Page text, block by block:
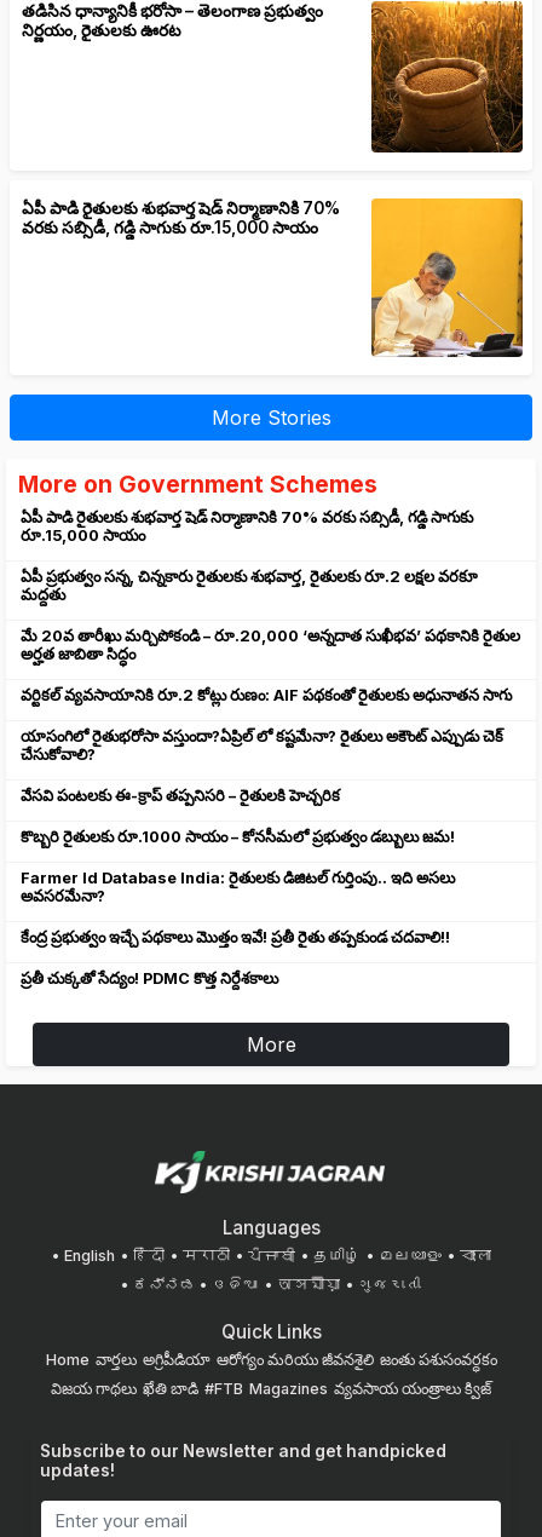
తడిసిన ధాన్యానికీ భరోసా – తెలంగాణ ప్రభుత్వం
నిర్ణయం, రైతులకు ఊరట
ఏపీ పాడి రైతులకు శుభవార్త షెడ్ నిర్మాణానికి 70%
వరకు సబ్సిడీ, గడ్డి సాగుకు రూ.15,000 సాయం
More Stories
More on Government Schemes
ఏపీ పాడి రైతులకు శుభవార్త షెడ్ నిర్మాణానికి 70% వరకు సబ్సిడీ, గడ్డి సాగుకు
రూ.15,000 సాయం
ఏపీ ప్రభుత్వం సన్న, చిన్నకారు రైతులకు శుభవార్త, రైతులకు రూ.2 లక్షల వరకూ
మద్దతు
మే 20వ తారీఖు మర్చిపోకండి – రూ.20,000 ‘అన్నదాత సుఖీభవ’ పథకానికి రైతుల
అర్హత జాబితా సిద్ధం
వ‌ర్టిక‌ల్ వ్యవసాయానికి రూ.2 కోట్లు రుణం: AIF పథకంతో రైతులకు అధునాతన సాగు
యాసంగిలో రైతుభరోసా వస్తుందా?ఏప్రిల్ లో కష్టమేనా? రైతులు అకౌంట్ ఎప్పుడు చెక్
చేసుకోవాలి?
వేసవి పంటలకు ఈ-క్రాప్ తప్పనిసరి – రైతులకి హెచ్చరిక
కొబ్బరి రైతులకు రూ.1000 సాయం – కోనసీమలో ప్రభుత్వం డబ్బులు జమ!
Farmer Id Database India: రైతులకు డిజిటల్ గుర్తింపు.. ఇది అసలు
అవసరమేనా?
కేంద్ర ప్రభుత్వం ఇచ్చే పథకాలు మొత్తం ఇవే! ప్రతీ రైతు తప్పకుండ చదవాలి!!
ప్రతీ చుక్కతో సేద్యం! PDMC కొత్త నిర్దేశకాలు
More
Languages
English हिंदी मराठी ਪੰਜਾਬੀ தமிழ் മലയാളം
বাংলা
ಕನ್ನಡ
ଓଡିଆ অসমীয়া ગુજરાતી
Quick Links
Home వార్తలు అగ్రిపీడియా ఆరోగ్యం మరియు జీవనశైలి జంతు పశుసంవర్ధకం
విజయ గాథలు ఖేతి బాడి #FTB Magazines వ్యవసాయ యంత్రాలు క్విజ్
Subscribe to our Newsletter and get handpicked
updates!